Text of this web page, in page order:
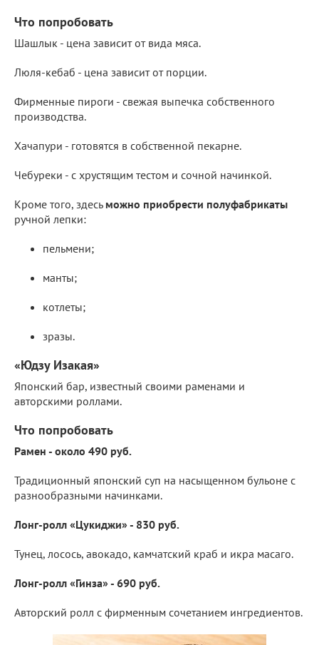
Что попробовать
Шашлык - цена зависит от вида мяса.
Люля-кебаб - цена зависит от порции.
Фирменные пироги - свежая выпечка собственного
производства.
Хачапури - готовятся в собственной пекарне.
Чебуреки - с хрустящим тестом и сочной начинкой.
Кроме того, здесь можно приобрести полуфабрикаты
ручной лепки:
пельмени;
манты;
котлеты;
зразы.
«Юдзу Изакая»
Японский бар, известный своими раменами и
авторскими роллами.
Что попробовать
Рамен - около 490 руб.
Традиционный японский суп на насыщенном бульоне с
разнообразными начинками.
Лонг-ролл «Цукиджи» - 830 руб.
Тунец, лосось, авокадо, камчатский краб и икра масаго.
Лонг-ролл «Гинза» - 690 руб.
Авторский ролл с фирменным сочетанием ингредиентов.